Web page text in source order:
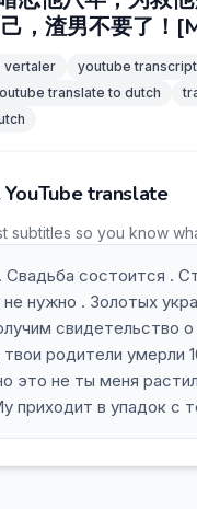
，渣男不要了！
vertaler youtube
translate to dutch
translate
subtitles so you know
Свадьба состоится .
нужно . Золотых
свидетельство
родители умерли
это не ты меня
приходит в упадок с